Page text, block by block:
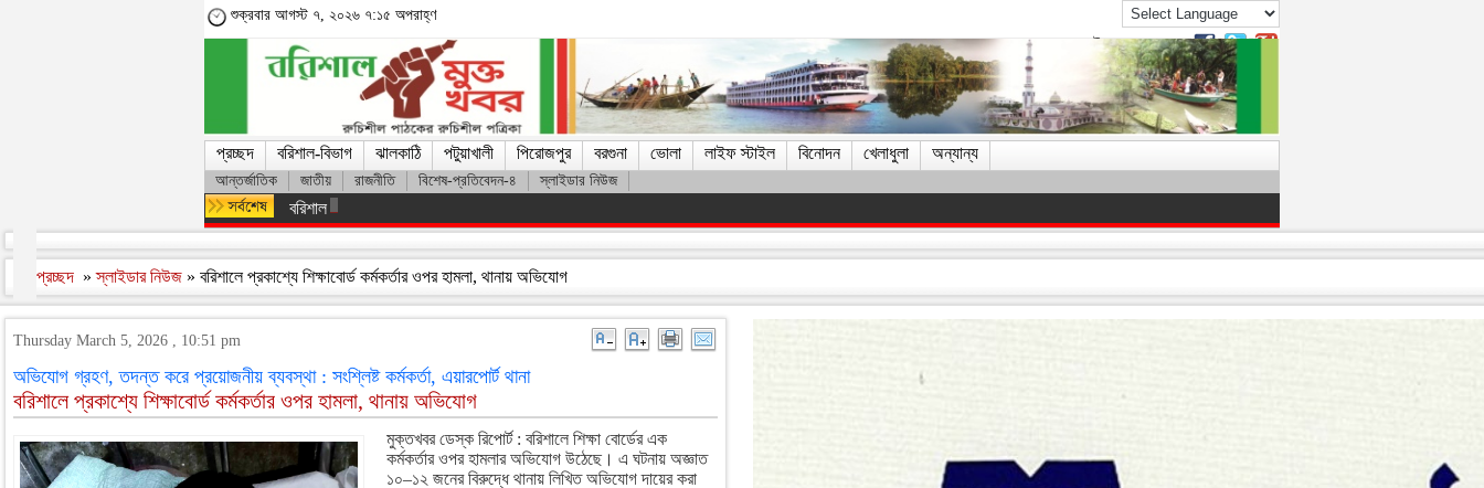
শুক্রবার আগস্ট ৭, ২০২৬ ৭:১৫ অপরাহ্ণ
প্রচ্ছদ বরিশাল-বিভাগ ঝালকাঠি পটুয়াখালী পিরোজপুর বরগুনা ভোলা লাইফ স্টাইল বিনোদন খেলাধুলা অন্যান্য
আন্তর্জাতিক জাতীয় রাজনীতি বিশেষ-প্রতিবেদন-৪ স্লাইডার নিউজ
বরিশাল থেকে যেন কোনো রোগীকে ঢাকায় যেতে না হয় : ড. জিয়াউদ্দিন
প্রচ্ছদ »স্লাইডার নিউজ » বরিশালে প্রকাশ্যে শিক্ষাবোর্ড কর্মকর্তার ওপর হামলা, থানায় অভিযোগ
Thursday March 5, 2026 , 10:51 pm
অভিযোগ গ্রহণ, তদন্ত করে প্রয়োজনীয় ব্যবস্থা : সংশ্লিষ্ট কর্মকর্তা, এয়ারপোর্ট থানা
বরিশালে প্রকাশ্যে শিক্ষাবোর্ড কর্মকর্তার ওপর হামলা, থানায় অভিযোগ
মুক্তখবর ডেস্ক রিপোর্ট : বরিশালে শিক্ষা বোর্ডের এক
কর্মকর্তার ওপর হামলার অভিযোগ উঠেছে। এ ঘটনায় অজ্ঞাত
১০–১২ জনের বিরুদ্ধে থানায় লিখিত অভিযোগ দায়ের করা